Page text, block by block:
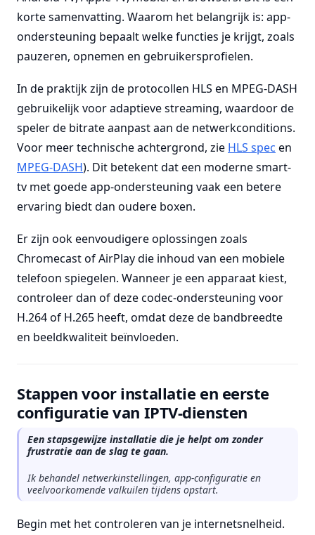
korte samenvatting. Waarom het belangrijk is: app-
ondersteuning bepaalt welke functies je krijgt, zoals
pauzeren, opnemen en gebruikersprofielen.
In de praktijk zijn de protocollen HLS en MPEG-DASH
gebruikelijk voor adaptieve streaming, waardoor de
speler de bitrate aanpast aan de netwerkconditions.
Voor meer technische achtergrond, zie HLS spec en
MPEG-DASH). Dit betekent dat een moderne smart-
tv met goede app-ondersteuning vaak een betere
ervaring biedt dan oudere boxen.
Er zijn ook eenvoudigere oplossingen zoals
Chromecast of AirPlay die inhoud van een mobiele
telefoon spiegelen. Wanneer je een apparaat kiest,
controleer dan of deze codec-ondersteuning voor
H.264 of H.265 heeft, omdat deze de bandbreedte
en beeldkwaliteit beïnvloeden.
Stappen voor installatie en eerste
configuratie van IPTV-diensten
Een stapsgewijze installatie die je helpt om zonder
frustratie aan de slag te gaan.
Ik behandel netwerkinstellingen, app-configuratie en
veelvoorkomende valkuilen tijdens opstart.
Begin met het controleren van je internetsnelheid.